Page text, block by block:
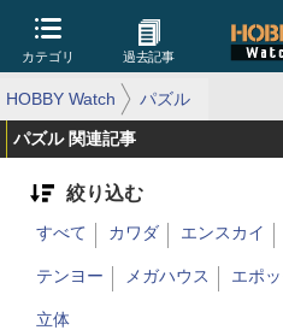
カテゴリ 過去記事
HOBBY Watch パズル
パズル 関連記事
絞り込む
すべて カワダ エンスカイ
テンヨー メガハウス エポ
立体